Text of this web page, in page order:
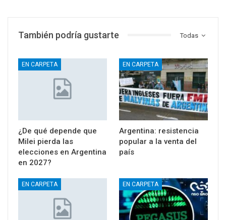
Todas
También podría gustarte
EN CARPETA
¿De qué depende que
Milei pierda las
elecciones en Argentina
en 2027?
EN CARPETA
Argentina: resistencia
popular a la venta del
país
EN CARPETA EN CARPETA